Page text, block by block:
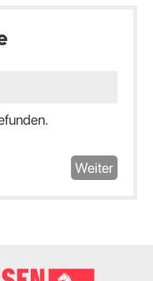
Weiter